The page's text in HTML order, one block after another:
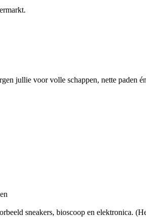
jullie voor volle schappen, nette paden
sneakers, bioscoop en elektronica.